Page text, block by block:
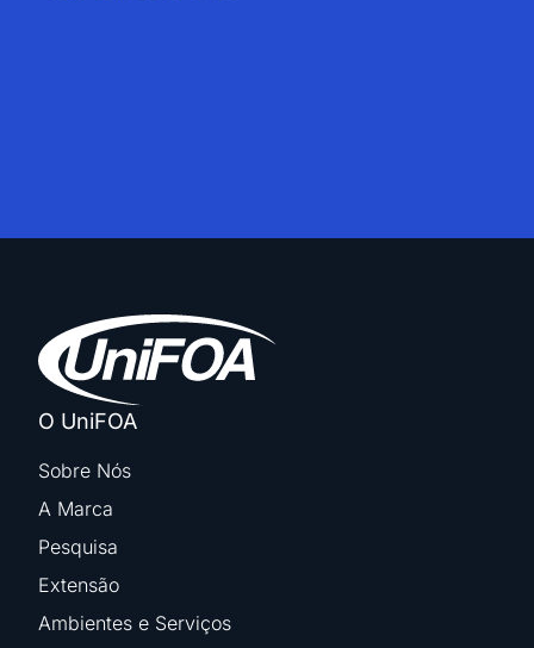
O UniFOA
Sobre Nós
A Marca
Pesquisa
Extensão
Ambientes e Serviços